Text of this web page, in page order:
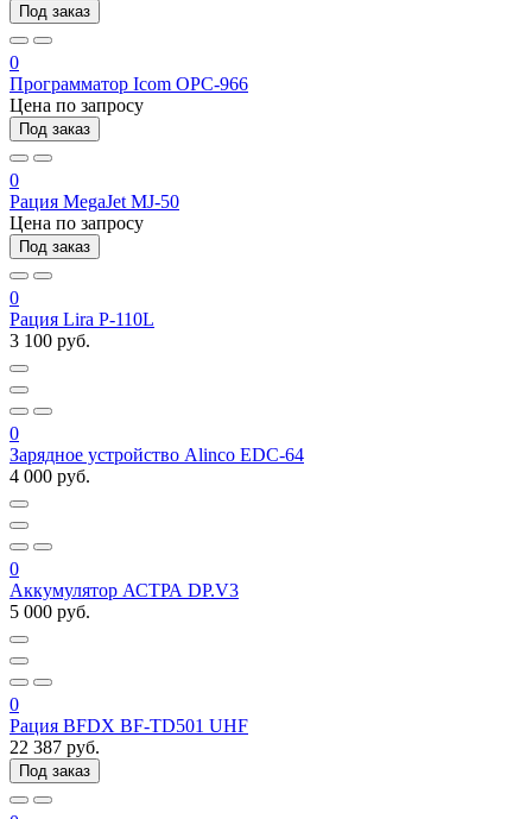
Под заказ
0
Программатор Icom OPC-966
Цена по запросу
Под заказ
0
Рация MegaJet MJ-50
Цена по запросу
Под заказ
0
Рация Lira P-110L
3 100 руб.
0
Зарядное устройство Alinco EDC-64
4 000 руб.
0
Аккумулятор АСТРА DP.V3
5 000 руб.
0
Рация BFDX BF-TD501 UHF
22 387 руб.
Под заказ